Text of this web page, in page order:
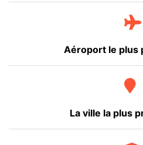
Aéroport le plus
La ville la plus